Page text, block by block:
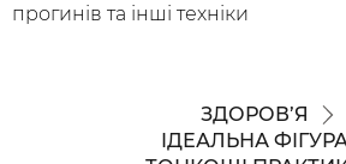
прогинів та інші техніки
ЗДОРОВ’Я
ІДЕАЛЬНА